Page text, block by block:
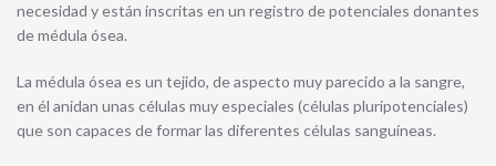
necesidad y están inscritas en un registro de potenciales donantes
de médula ósea.
La médula ósea es un tejido, de aspecto muy parecido a la sangre,
en él anidan unas células muy especiales (células pluripotenciales)
que son capaces de formar las diferentes células sanguíneas.